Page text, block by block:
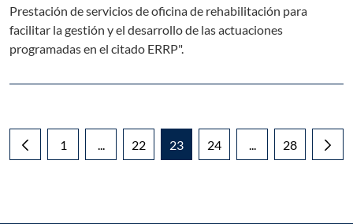
Prestación de servicios de oficina de rehabilitación para
facilitar la gestión y el desarrollo de las actuaciones
programadas en el citado ERRP".
Página
1
Páginas intermedias Use TAB para desplazarse.
Página
22
Página
23
Página
24
PáginasPágina
28